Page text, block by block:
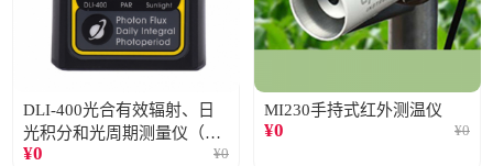
DLI-400光合有效辐射、日
光积分和光周期测量仪（仅
阳光）
¥0 ¥0
MI230手持式红外测温仪
¥0 ¥0